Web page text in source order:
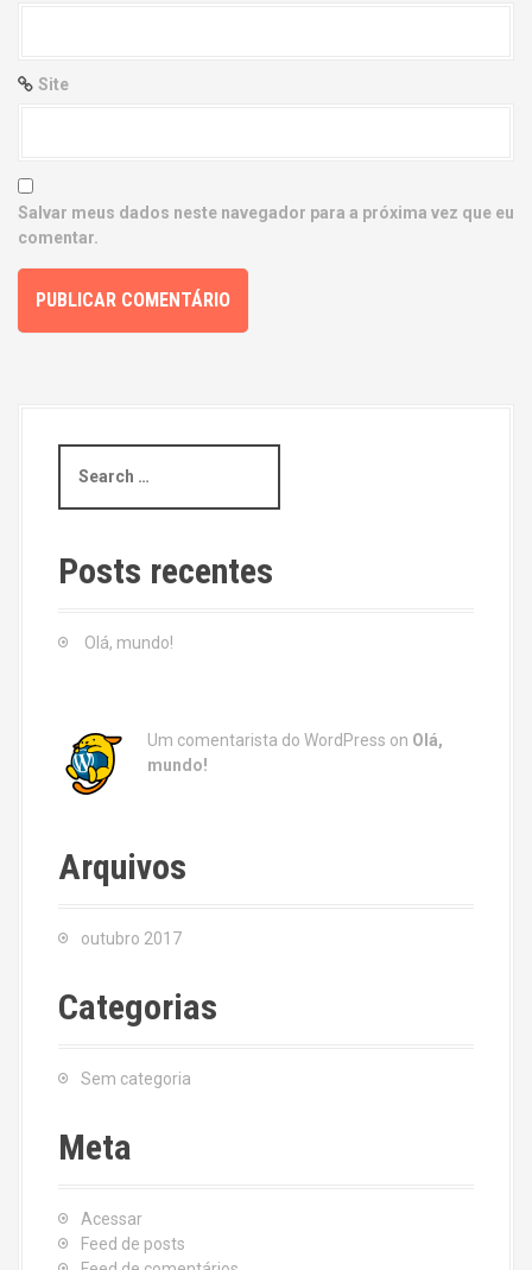
Site
Salvar meus dados neste navegador para a próxima vez que eu
comentar.
a
c
h
Posts recentes
Olá, mundo!
Um comentarista do WordPress on Olá,
mundo!
Arquivos
outubro 2017
Categorias
Sem categoria
Meta
Acessar
Feed de posts